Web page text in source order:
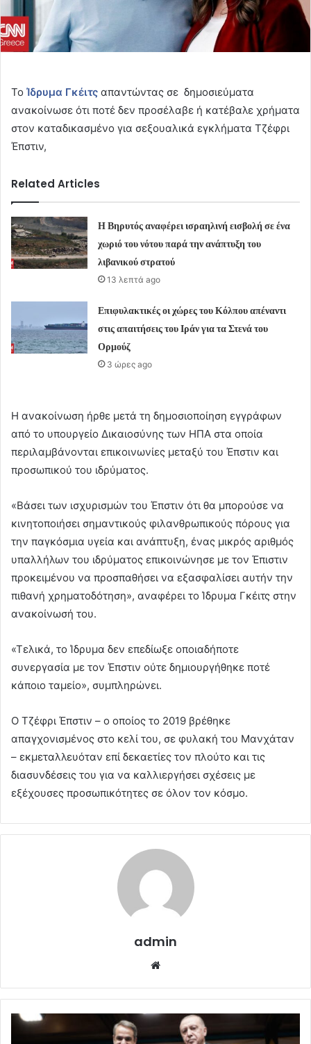
Το Ίδρυμα Γκέιτς απαντώντας σε δημοσιεύματα
ανακοίνωσε ότι ποτέ δεν προσέλαβε ή κατέβαλε χρήματα
στον καταδικασμένο για σεξουαλικά εγκλήματα Τζέφρι
Έπστιν,
Related Articles
Η Βηρυτός αναφέρει ισραηλινή εισβολή σε ένα
χωριό του νότου παρά την ανάπτυξη του
λιβανικού στρατού
13 λεπτά ago
Επιφυλακτικές οι χώρες του Κόλπου απέναντι
στις απαιτήσεις του Ιράν για τα Στενά του
Ορμούζ
3 ώρες ago
Η ανακοίνωση ήρθε μετά τη δημοσιοποίηση εγγράφων
από το υπουργείο Δικαιοσύνης των ΗΠΑ στα οποία
περιλαμβάνονται επικοινωνίες μεταξύ του Έπστιν και
προσωπικού του ιδρύματος.
«Βάσει των ισχυρισμών του Έπστιν ότι θα μπορούσε να
κινητοποιήσει σημαντικούς φιλανθρωπικούς πόρους για
την παγκόσμια υγεία και ανάπτυξη, ένας μικρός αριθμός
υπαλλήλων του ιδρύματος επικοινώνησε με τον Έπιστιν
προκειμένου να προσπαθήσει να εξασφαλίσει αυτήν την
πιθανή χρηματοδότηση», αναφέρει το Ίδρυμα Γκέιτς στην
ανακοίνωσή του.
«Τελικά, το Ίδρυμα δεν επεδίωξε οποιαδήποτε
συνεργασία με τον Έπστιν ούτε δημιουργήθηκε ποτέ
κάποιο ταμείο», συμπληρώνει.
Ο Τζέφρι Έπστιν – ο οποίος το 2019 βρέθηκε
απαγχονισμένος στο κελί του, σε φυλακή του Μανχάταν
– εκμεταλλευόταν επί δεκαετίες τον πλούτο και τις
διασυνδέσεις του για να καλλιεργήσει σχέσεις με
εξέχουσες προσωπικότητες σε όλον τον κόσμο.
admin